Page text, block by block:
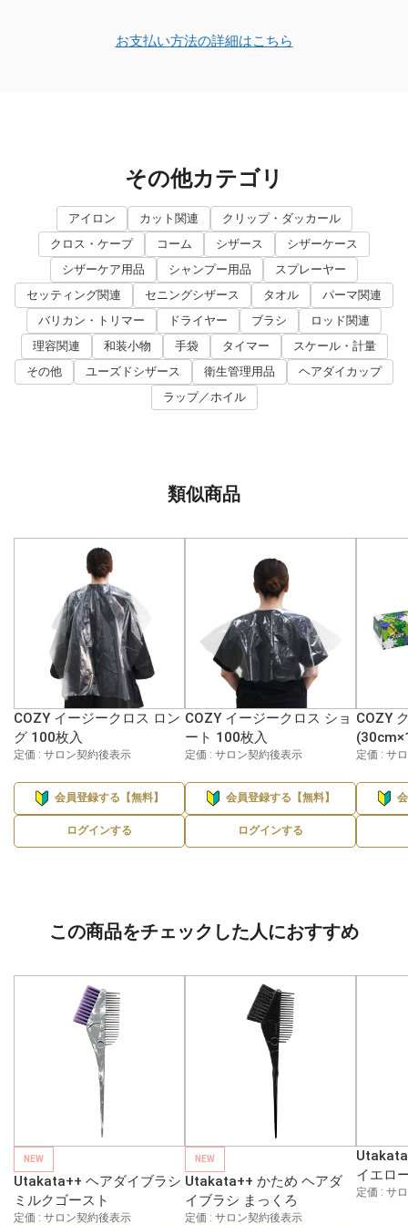
お支払い方法の詳細はこちら
その他カテゴリ
アイロン カット関連
クリップ・ダッカール
クロス・ケープ
コーム シザース
シザーケース
シザーケア用品
シャンプー用品
スプレーヤー
セッティング関連
セニングシザース タオル
パーマ関連
バリカン・トリマー
ドライヤー ブラシ
ロッド関連
理容関連
和装小物 手袋 タイマー
スケール・計量
その他
ユーズドシザース 衛生管理用品
ヘアダイカップ
ラップ／ホイル
類似商品
COZY イージークロス ロン
グ 100枚入
定価 : サロン契約後表示
会員登録する【無料】
ログインする
COZY イージークロス ショ
ート 100枚入
定価 : サロン契約後表示
会員登録する【無料】
ログインする
COZY
定価 : サ
この商品をチェックした人におすすめ
NEW
Utakata++ ヘアダイブラシ
ミルクゴースト
定価 : サロン契約後表示
NEW
Utakata++ かため ヘアダ
イブラシ まっくろ
定価 : サロン契約後表示
イエロ
定価 : サ